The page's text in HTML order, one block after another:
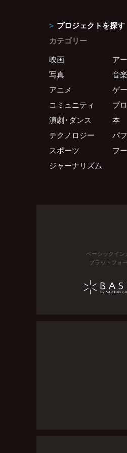
プロジェクトを探す
カテゴリー
映画
ア
写真
音楽
アニメ
ゲ
コミュニティ
プ
演劇・ダンス
本
テクノロジー
パ
スポーツ
フ
ジャーナリズム
ベーシックイン
プラットフォ